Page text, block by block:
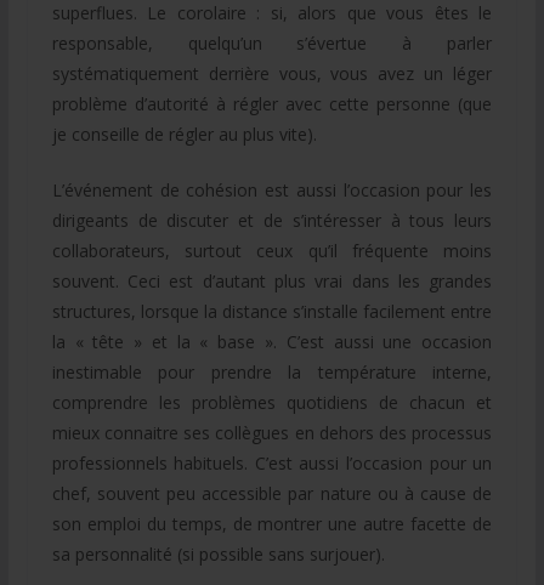
superflues. Le corolaire : si, alors que vous êtes le
responsable, quelqu’un s’évertue à parler
systématiquement derrière vous, vous avez un léger
problème d’autorité à régler avec cette personne (que
je conseille de régler au plus vite).
L’événement de cohésion est aussi l’occasion pour les
dirigeants de discuter et de s’intéresser à tous leurs
collaborateurs, surtout ceux qu’il fréquente moins
souvent. Ceci est d’autant plus vrai dans les grandes
structures, lorsque la distance s’installe facilement entre
la « tête » et la « base ». C’est aussi une occasion
inestimable pour prendre la température interne,
comprendre les problèmes quotidiens de chacun et
mieux connaitre ses collègues en dehors des processus
professionnels habituels. C’est aussi l’occasion pour un
chef, souvent peu accessible par nature ou à cause de
son emploi du temps, de montrer une autre facette de
sa personnalité (si possible sans surjouer).